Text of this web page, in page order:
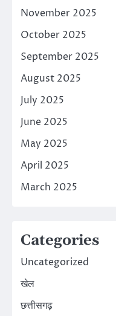
November 2025
October 2025
September 2025
August 2025
July 2025
June 2025
May 2025
April 2025
March 2025
Categories
Uncategorized
खेल
छत्तीसगढ़